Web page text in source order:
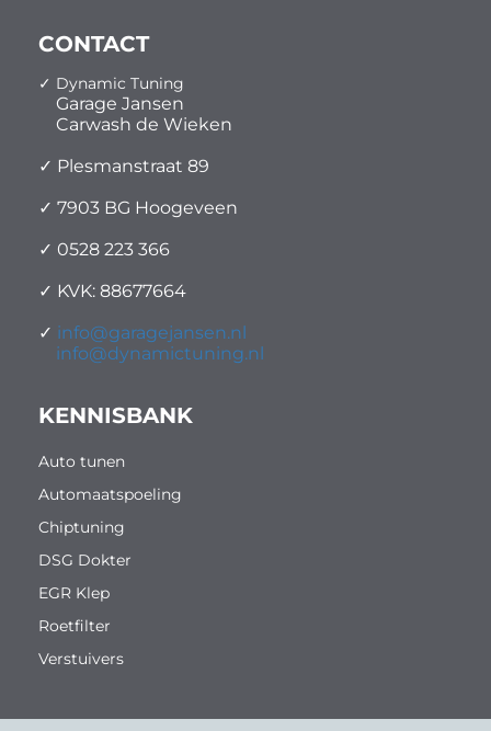
CONTACT
✓ Dynamic Tuning
Garage Jansen
Carwash de Wieken
✓ Plesmanstraat 89
✓ 7903 BG Hoogeveen
✓ 0528 223 366
✓ KVK: 88677664
✓ info@garagejansen.nl
info@dynamictuning.nl
KENNISBANK
Auto tunen
Automaatspoeling
Chiptuning
DSG Dokter
EGR Klep
Roetfilter
Verstuivers